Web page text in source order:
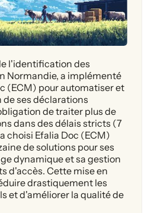
l'identification des
Normandie, a implémenté
(ECM) pour automatiser et
ses déclarations
de traiter plus de
dans des délais stricts (7
choisi Efalia Doc (ECM)
de solutions pour ses
dynamique et sa gestion
d'accès. Cette mise en
drastiquement les
et d'améliorer la qualité de